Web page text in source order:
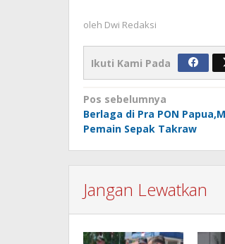
oleh Dwi Redaksi
Ikuti Kami Pada
Navigasi
pos
Pos sebelumnya
Berlaga di Pra PON
Pemain Sepak Takraw
Jangan Lewatkan